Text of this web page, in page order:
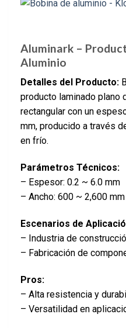
Aluminark –
Aluminio
Detalles del Producto:
producto laminado plano
rectangular con un
mm, producido a través
en frío.
Parámetros Técnicos:
– Espesor: 0.2 ~ 6.0 mm
– Ancho: 600 ~ 2,600 mm
Escenarios de
– Industria de
– Fabricación de
Pros:
– Alta resistencia y
– Versatilidad en